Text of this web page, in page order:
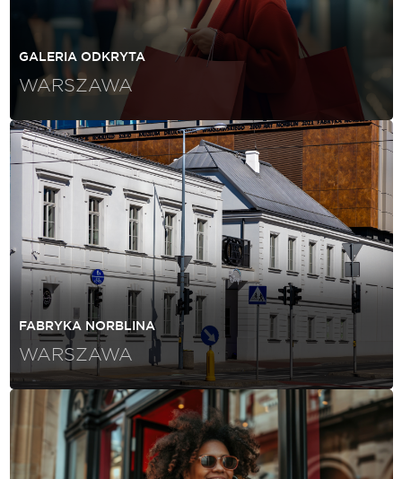
GALERIA ODKRYTA
WARSZAWA
FABRYKA NORBLINA
WARSZAWA